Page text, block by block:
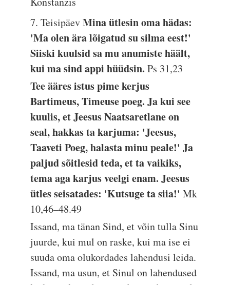
7. TeisipäevMina ütlesin oma hädas:
'Ma olen ära lõigatud su silma eest!'
Siiski kuulsid sa mu anumiste häält,
kui ma sind appi hüüdsin.Ps 31,23
Tee ääres istus pime kerjus
Bartimeus, Timeuse poeg. Ja kui see
kuulis, et Jeesus Naatsaretlane on
seal, hakkas ta karjuma: 'Jeesus,
Taaveti Poeg, halasta minu peale!' Ja
paljud sõitlesid teda, et ta vaikiks,
tema aga karjus veelgi enam. Jeesus
ütles seisatades: 'Kutsuge ta siia!'Mk
10,46–48.49
Issand, ma tänan Sind, et võin tulla Sinu
juurde, kui mul on raske, kui ma ise ei
suuda oma olukordades lahendusi leida.
Issand, ma usun, et Sinul on lahendused